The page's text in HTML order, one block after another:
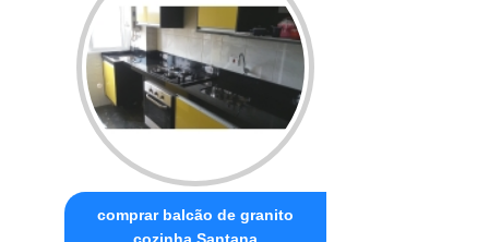
comprar balcão de granito
cozinha Santana